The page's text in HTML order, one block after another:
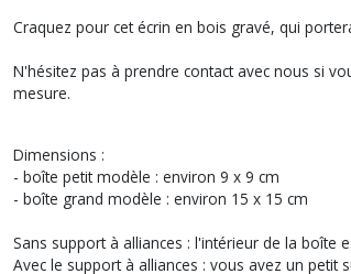
Craquez pour cet écrin en bois gravé, qui
N'hésitez pas à prendre contact avec nous si
mesure.
Dimensions :
- boîte petit modèle : environ 9 x 9 cm
- boîte grand modèle : environ 15 x 15 cm
Sans support à alliances : l'intérieur de la boîte
Avec le support à alliances : vous avez un petit